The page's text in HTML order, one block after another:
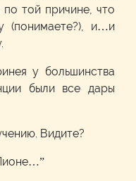
той причине, что
(понимаете?), и…и
у большинства
были все дары
Видите?